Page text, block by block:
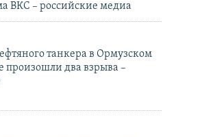
ВКС – российские медиа
танкера в Ормузском
произошли два взрыва –